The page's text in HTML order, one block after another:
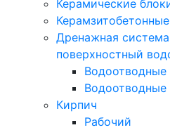
Керамические
Дренажная
поверхностный
Водоотводные
Кирпич
Рабочий